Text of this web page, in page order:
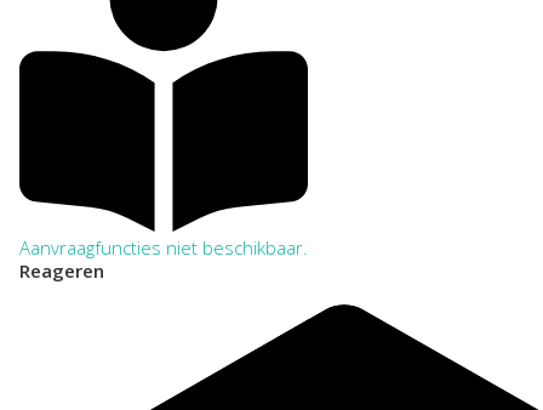
Aanvraagfuncties niet beschikbaar.
Reageren